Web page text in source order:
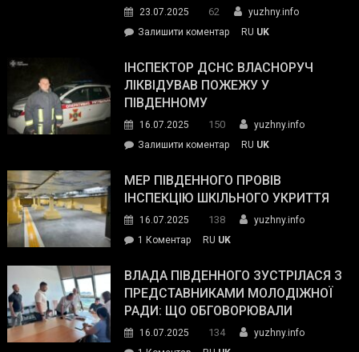
гуманітарну
допомогу
23.07.2025 62
yuzhny.info
Залишити коментарon
провів
нараду
силових
та
органів:
«Наш
спільний
окупанти.
Маємо
діяти
RU UK
ІНСПЕКТОР ДСНС ВЛАСНОРУЧ
ЛІКВІДУВАВ ПОЖЕЖУ У
ПІВДЕННОМУ
16.07.2025 150
yuzhny.info
Залишити коментарon
ДСНС
власноруч
пожежу
у
RU UK
МЕР ПІВДЕННОГО ПРОВІВ
ІНСПЕКЦІЮ ШКІЛЬНОГО УКРИТТЯ
16.07.2025 138
yuzhny.info
1 Коментардо
Південного
провів
інспекцію
укриття
RU UK
ВЛАДА ПІВДЕННОГО ЗУСТРІЛАСЯ З
ПРЕДСТАВНИКАМИ МОЛОДІЖНОЇ
РАДИ: ЩО ОБГОВОРЮВАЛИ
16.07.2025 134
yuzhny.info